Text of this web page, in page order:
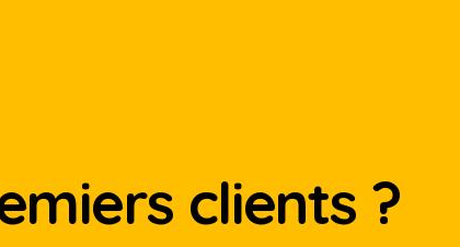
clients ?